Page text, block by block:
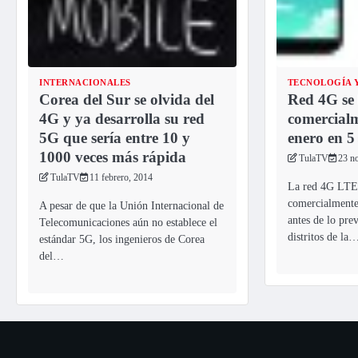
INTERNACIONALES
Corea del Sur se olvida del
4G y ya desarrolla su red
5G que sería entre 10 y
1000 veces más rápida
TulaTV 11 febrero, 2014
A pesar de que la Unión Internacional de
Telecomunicaciones aún no establece el
estándar 5G, los ingenieros de Corea
del…
TECNOLOGÍA
Red 4G
enero en
TulaTV 23
La red 4G
antes de lo
distritos de la…